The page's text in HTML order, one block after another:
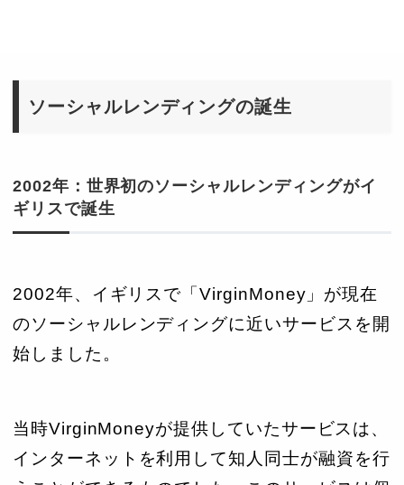
ソーシャルレンディングの誕生
2002年：世界初のソーシャルレンディングがイ
ギリスで誕生
2002年、イギリスで「VirginMoney」が現在
のソーシャルレンディングに近いサービスを開
始しました。
当時VirginMoneyが提供していたサービスは、
インターネットを利用して知人同士が融資を行